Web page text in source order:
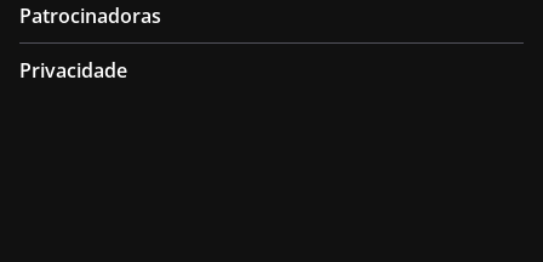
Patrocinadoras
Privacidade